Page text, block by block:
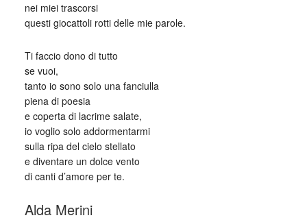
nei miei trascorsi
questi giocattoli rotti delle mie parole.
Ti faccio dono di tutto
se vuoi,
tanto io sono solo una fanciulla
piena di poesia
e coperta di lacrime salate,
io voglio solo addormentarmi
sulla ripa del cielo stellato
e diventare un dolce vento
di canti d’amore per te.
Alda Merini